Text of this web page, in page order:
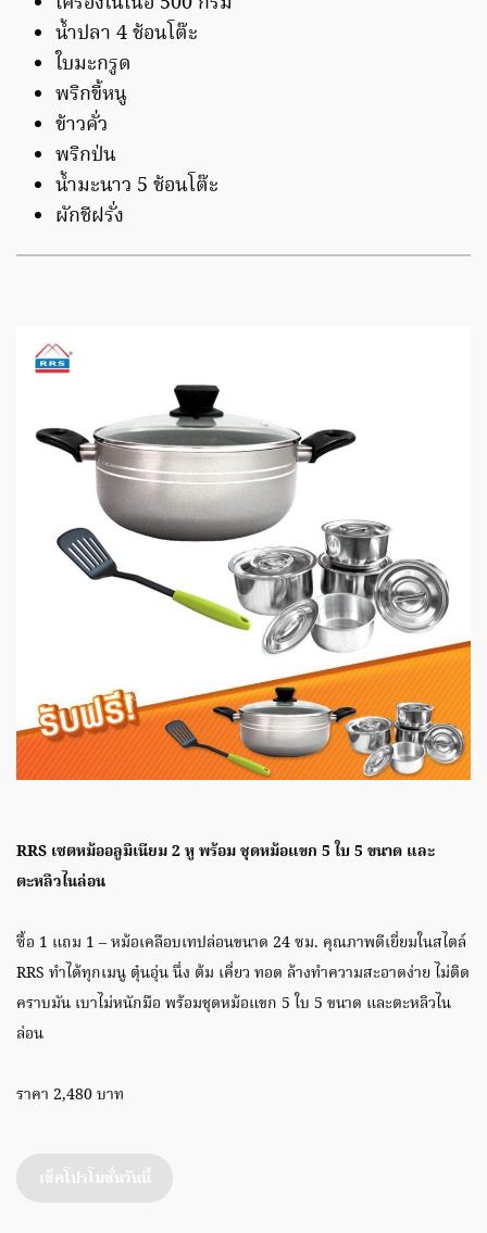
น้ำปลา 4 ช้อนโต๊ะ
ใบมะกรูด
พริกขี้หนู
ข้าวคั่ว
พริกป่น
น้ำมะนาว 5 ช้อนโต๊ะ
ผักชีฝรั่ง
RRS เซตหม้ออลูมิเนียม 2 หู พร้อม ชุดหม้อแขก 5 ใบ 5 ขนาด และ
ตะหลิวไนล่อน
ซื้อ 1 แถม 1 – หม้อเคลือบเทปล่อนขนาด 24 ซม. คุณภาพดีเยี่ยมในสไตล์
RRS ทำได้ทุกเมนู ตุ๋นอุ่น นึ่ง ต้ม เคี่ยว ทอด ล้างทำความสะอาดง่าย ไม่ติด
คราบมัน เบาไม่หนักมือ พร้อมชุดหม้อแขก 5 ใบ 5 ขนาด และตะหลิวไน
ล่อน
ราคา 2,480 บาท
เช็คโปรโมชั่นวันนี้